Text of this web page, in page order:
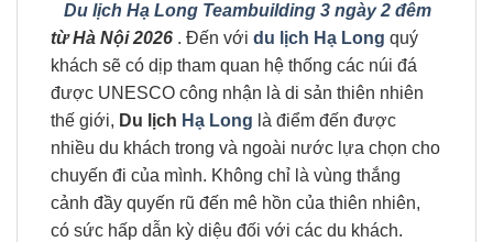
Du lịch Hạ Long Teambuilding 3 ngày 2 đêm
từ Hà Nội 2026 . Đến với du lịch Hạ Long quý
khách sẽ có dịp tham quan hệ thống các núi đá
được UNESCO công nhận là di sản thiên nhiên
thế giới, Du lịch Hạ Long là điểm đến được
nhiều du khách trong và ngoài nước lựa chọn cho
chuyến đi của mình. Không chỉ là vùng thắng
cảnh đầy quyến rũ đến mê hồn của thiên nhiên,
có sức hấp dẫn kỳ diệu đối với các du khách.